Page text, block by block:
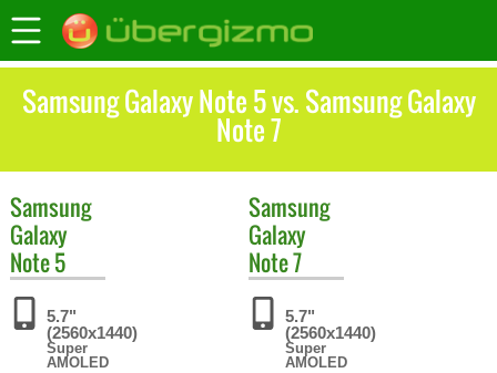
Samsung Galaxy Note 5 vs. Samsung Galaxy
Note 7
Samsung
Galaxy
Note 5
5.7"
(2560x1440)
Super
AMOLED
Samsung
Galaxy
Note 7
5.7"
(2560x1440)
Super
AMOLED